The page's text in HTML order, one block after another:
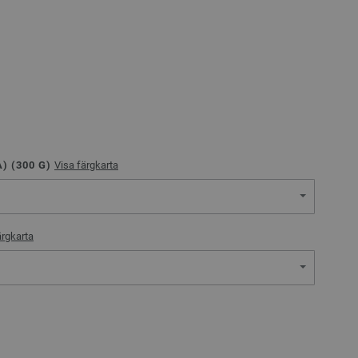
(300 G) Visa färgkarta